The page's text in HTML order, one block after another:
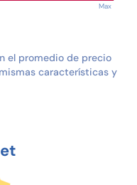
Max
el promedio de precio
características y